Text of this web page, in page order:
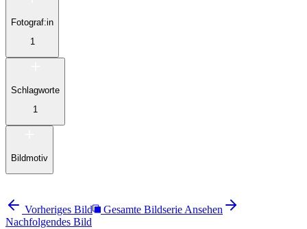
Fotograf:in
1
Schlagworte
1
Bildmotiv
Vorheriges Bild
Gesamte Bildserie Ansehen
Nachfolgendes Bild